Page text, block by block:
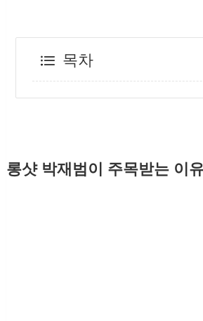
목차
롱샷 박재범이 주목받는 이